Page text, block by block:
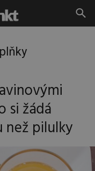
si žádá
než pilulky